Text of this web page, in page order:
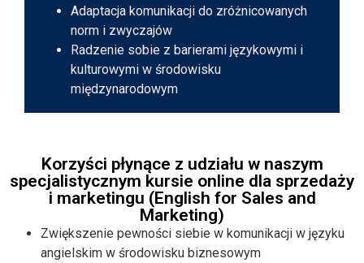
Adaptacja komunikacji do zróżnicowanych
norm i zwyczajów
Radzenie sobie z barierami językowymi i
kulturowymi w środowisku
międzynarodowym
Korzyści płynące z udziału w naszym
specjalistycznym kursie online dla sprzedaży
i marketingu (English for Sales and
Marketing)
Zwiększenie pewności siebie w komunikacji w języku
angielskim w środowisku biznesowym